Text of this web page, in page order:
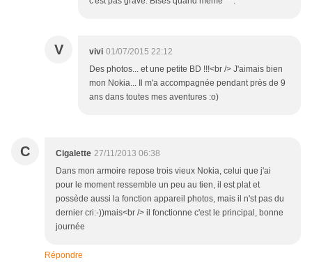
V vivi 01/07/2015 22:12
Des photos... et une petite BD !!!<br /> J'aimais bien
mon Nokia... Il m'a accompagnée pendant près de 9
ans dans toutes mes aventures :o)
C Cigalette 27/11/2013 06:38
Dans mon armoire repose trois vieux Nokia, celui que j'ai
pour le moment ressemble un peu au tien, il est plat et
possède aussi la fonction appareil photos, mais il n'st pas du
dernier cri:-))mais<br /> il fonctionne c'est le principal, bonne
journée
Répondre